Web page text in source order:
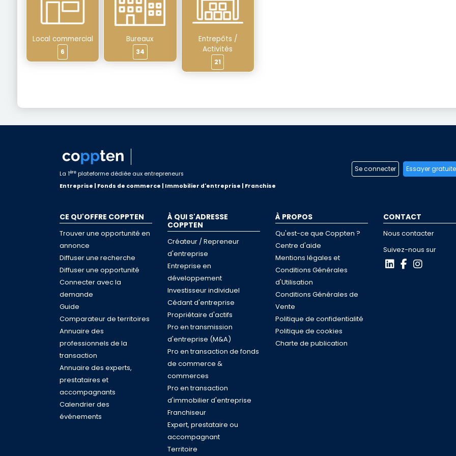
Local commercial
6
Bureaux
34
Entrepôts /
Activités
21
La 1ère plateforme dédiée aux entrepreneurs
Entreprise | Fonds de commerce | Immobilier d'entreprise | Franchise
Se connecter Essayer
CE QU'OFFRE COPPTEN
Trouver une opportunité en
annonce
Diffuser une recherche
Diffuser une opportunité
Connecter avec la
demande
Guide
Comparateur de territoires
Annuaire des
professionnels de la
transaction
Annuaire des experts,
prestataires et
accompagnants
Calendrier des
événements
À QUI S'ADRESSE
COPPTEN
Créateur / Repreneur
d'entreprise
Entreprise en
développement
Investisseur individuel
Cédant d'entreprise
Propriétaire d'actifs
Pro en transmission
d'entreprise (M&A)
Pro en transaction de fonds
de commerce &
commerces
Pro en transaction
d'immobilier d'entreprise
Franchiseur
Expert, prestataire ou
accompagnant
Territoire
À PROPOS
Qu'est-ce que Coppten ?
Centre d'aide
Mentions légales et
Conditions Générales
d'Utilisation
Conditions Générales de
Vente
Politique de confidentialité
Politique de cookies
Charte de publication
CONTACT
Nous contacter
Suivez-nous sur